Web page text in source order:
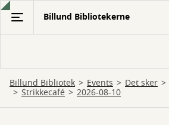
Gå
hovedindhold
Billund Bibliotekerne
Billund Bibliotek Events Det sker
Strikkecafé 2026-08-10